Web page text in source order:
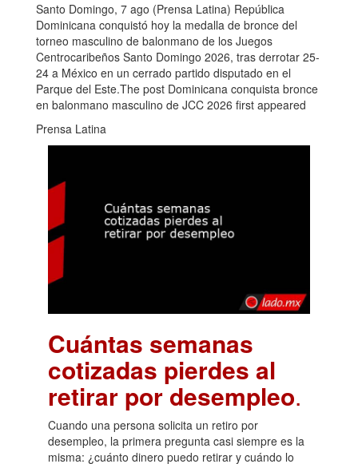
Santo Domingo, 7 ago (Prensa Latina) República
Dominicana conquistó hoy la medalla de bronce del
torneo masculino de balonmano de los Juegos
Centrocaribeños Santo Domingo 2026, tras derrotar 25-
24 a México en un cerrado partido disputado en el
Parque del Este.The post Dominicana conquista bronce
en balonmano masculino de JCC 2026 first appeared
Prensa Latina
Cuántas semanas
cotizadas pierdes al
retirar por desempleo.
Cuando una persona solicita un retiro por
desempleo, la primera pregunta casi siempre es la
misma: ¿cuánto dinero puedo retirar y cuándo lo